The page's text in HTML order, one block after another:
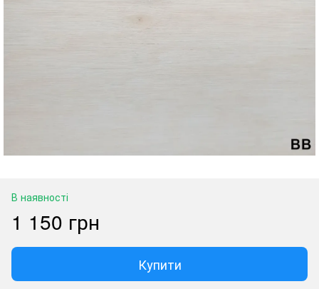
В наявності
1 150 грн
Купити